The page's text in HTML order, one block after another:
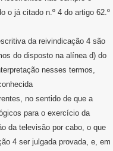
o já citado n.º 4 do artigo 62.º
da reivindicação 4 são
do disposto na alínea d) do
nesses termos,
no sentido de que a
para o exercício da
da televisão por cabo, o que
4 ser julgada provada, e, em